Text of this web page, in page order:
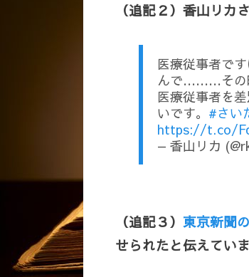
（追記２）香山リカ
医療従事者で
んで………その
医療従事者を
いです。 #さい
https://t.co/
— 香山リカ
（追記３） 東京新聞
せられたと伝えていま